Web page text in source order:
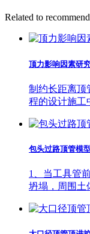
Related to recommend
顶力影响因素研
制约长距离顶
程的设计施
包头过路顶管模
1、当工具管
坍塌，周围